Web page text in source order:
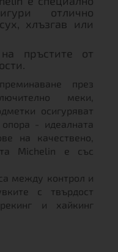
отлично
хлъзгав или
пръстите от
през
меки,
осигуряват
- идеалната
на качествено,
Michelin e със
между контрол и
с твърдост
и хайкинг